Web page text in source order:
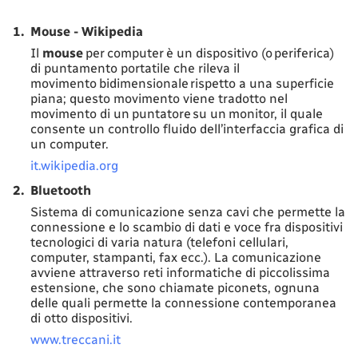
1. Mouse - Wikipedia
Il mouse per computer è un dispositivo (o periferica)
di puntamento portatile che rileva il
movimento bidimensionale rispetto a una superficie
piana; questo movimento viene tradotto nel
movimento di un puntatore su un monitor, il quale
consente un controllo fluido dell’interfaccia grafica di
un computer.
it.wikipedia.org
2. Bluetooth
Sistema di comunicazione senza cavi che permette la
connessione e lo scambio di dati e voce fra dispositivi
tecnologici di varia natura (telefoni cellulari,
computer, stampanti, fax ecc.). La comunicazione
avviene attraverso reti informatiche di piccolissima
estensione, che sono chiamate piconets, ognuna
delle quali permette la connessione contemporanea
di otto dispositivi.
www.treccani.it